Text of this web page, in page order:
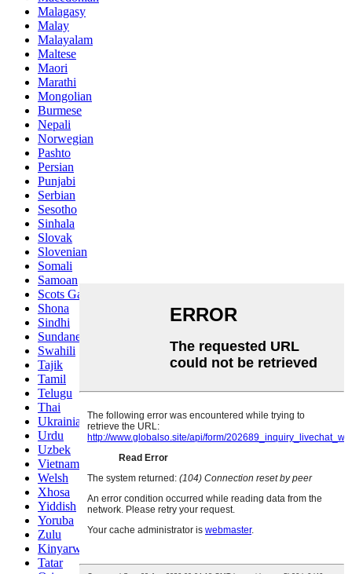
Malagasy
Malay
Malayalam
Maltese
Maori
Marathi
Mongolian
Burmese
Nepali
Norwegian
Pashto
Persian
Punjabi
Serbian
Sesotho
Sinhala
Slovak
Slovenian
Somali
Samoan
Scots Gaelic
Shona
Sindhi
Sundanese
Swahili
Tajik
Tamil
Telugu
Thai
Ukrainian
Urdu
Uzbek
Vietnamese
Welsh
Xhosa
Yiddish
Yoruba
Zulu
Kinyarwanda
Tatar